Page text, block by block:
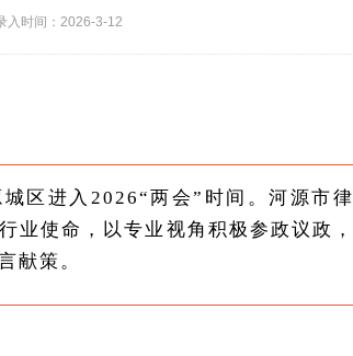
入时间：2026-3-12
区进入2026“两会”时间。河源市律
业使命，以专业视角积极参政议政，
献策。